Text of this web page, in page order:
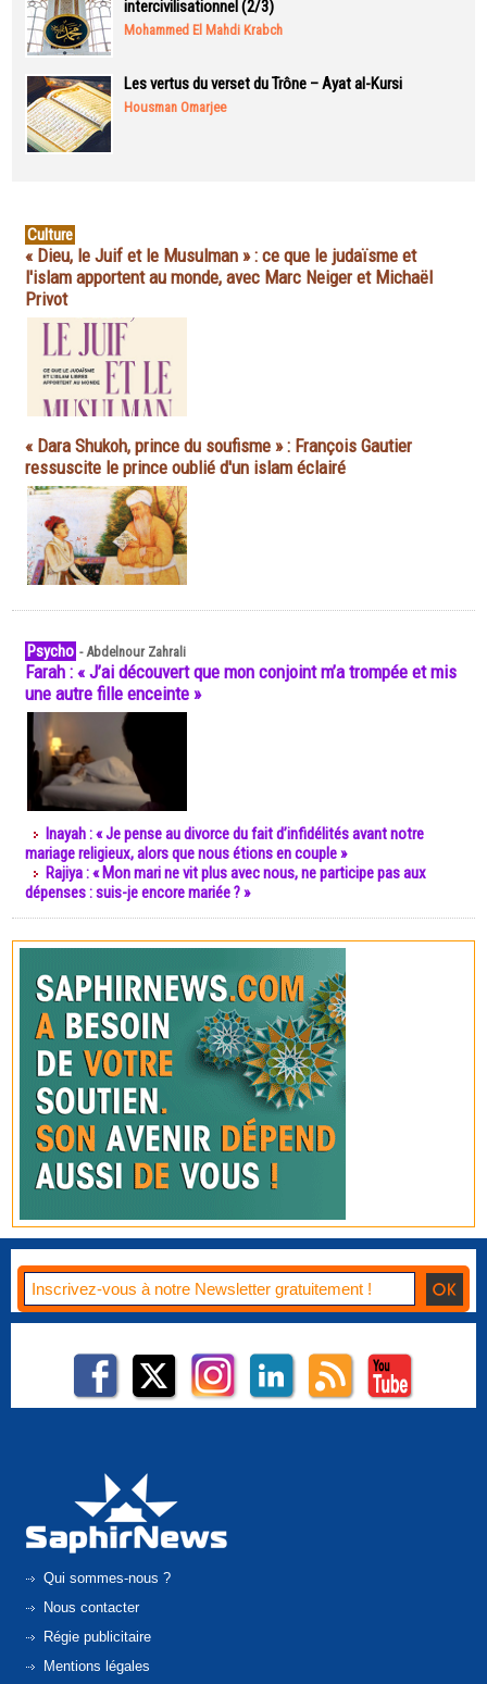
intercivilisationnel (2/3)
Mohammed El Mahdi Krabch
Les vertus du verset du Trône – Ayat al-Kursi
Housman Omarjee
Culture
« Dieu, le Juif et le Musulman » : ce que le judaïsme et
l'islam apportent au monde, avec Marc Neiger et Michaël
Privot
« Dara Shukoh, prince du soufisme » : François Gautier
ressuscite le prince oublié d'un islam éclairé
Psycho -Abdelnour Zahrali
Farah : « J’ai découvert que mon conjoint m’a trompée et mis
une autre fille enceinte »
Inayah : « Je pense au divorce du fait d’infidélités avant notre
mariage religieux, alors que nous étions en couple »
Rajiya : « Mon mari ne vit plus avec nous, ne participe pas aux
dépenses : suis-je encore mariée ? »
Qui sommes-nous ?
Nous contacter
Régie publicitaire
Mentions légales